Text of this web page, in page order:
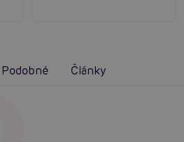
Podobné Články